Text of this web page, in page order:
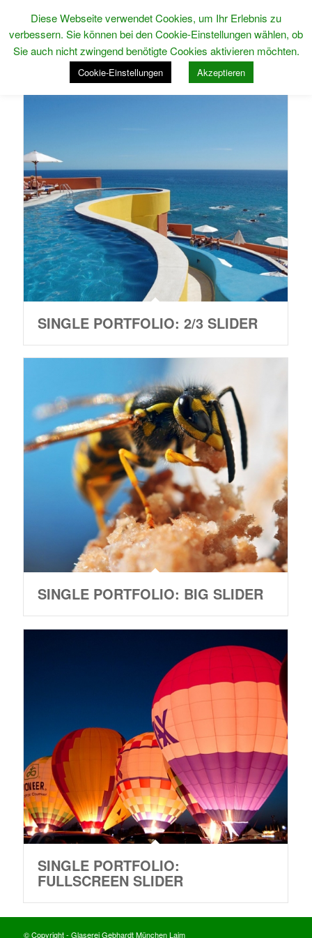
SINGLE PORTFOLIO: 2/3 SLIDER
SINGLE PORTFOLIO: BIG SLIDER
SINGLE PORTFOLIO:
FULLSCREEN SLIDER
© Copyright - Glaserei Gebhardt München Laim
Diese Webseite verwendet Cookies, um Ihr Erlebnis zu
verbessern. Sie können bei den Cookie-Einstellungen wählen, ob
Sie auch nicht zwingend benötigte Cookies aktivieren möchten.
Cookie-Einstellungen Akzeptieren